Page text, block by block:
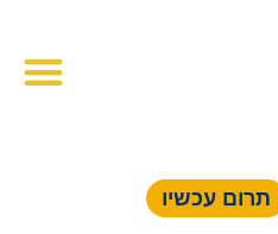
תרום עכשיו